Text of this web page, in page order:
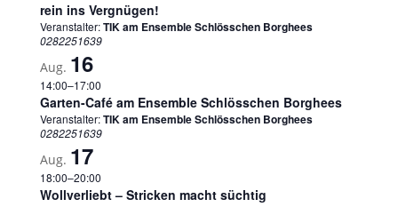
rein ins Vergnügen!
Veranstalter:TIK am Ensemble Schlösschen Borghees
0282251639
Aug. 16
14:00–17:00
Garten-Café am Ensemble Schlösschen Borghees
Veranstalter:TIK am Ensemble Schlösschen Borghees
0282251639
Aug. 17
18:00–20:00
Wollverliebt – Stricken macht süchtig